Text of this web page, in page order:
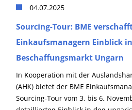
04.07.2025
Sourcing-Tour: BME
Einkaufsmanagern Einblick
Beschaffungsmarkt Ungarn
In Kooperation mit der
(AHK) bietet der BME
Sourcing-Tour vom 3. bis 6.